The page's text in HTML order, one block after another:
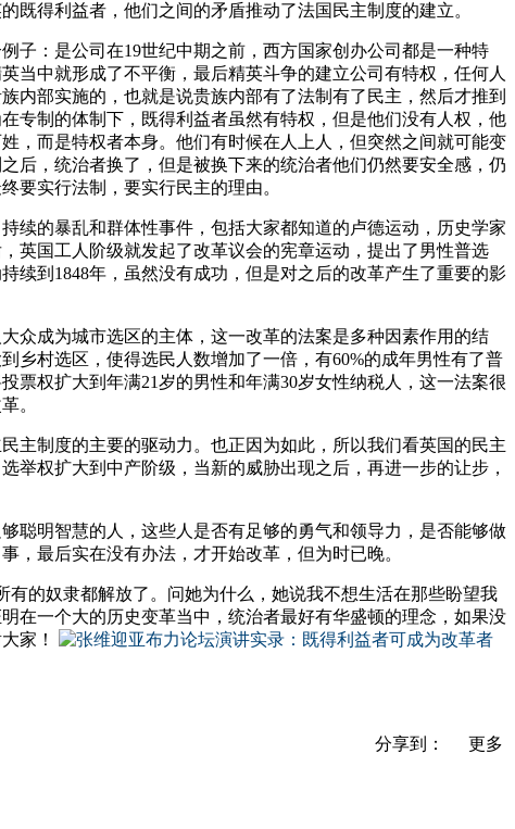
得利益者，他们之间的矛盾推动了法国民主制度的建立。
子：是公司在19世纪中期之前，西方国家创办公司都是一种特
当中就形成了不平衡，最后精英斗争的建立公司有特权，任何人
内部实施的，也就是说贵族内部有了法制有了民主，然后才推到
专制的体制下，既得利益者虽然有特权，但是他们没有人权，他
，而是特权者本身。他们有时候在人上人，但突然之间就可能变
后，统治者换了，但是被换下来的统治者他们仍然要安全感，仍
要实行法制，要实行民主的理由。
续的暴乱和群体性事件，包括大家都知道的卢德运动，历史学家
英国工人阶级就发起了改革议会的宪章运动，提出了男性普选
续到1848年，虽然没有成功，但是对之后的改革产生了重要的影
众成为城市选区的主体，这一改革的法案是多种因素作用的结
乡村选区，使得选民人数增加了一倍，有60%的成年男性有了普
票权扩大到年满21岁的男性和年满30岁女性纳税人，这一法案很
。
主制度的主要的驱动力。也正因为如此，所以我们看英国的民主
举权扩大到中产阶级，当新的威胁出现之后，再进一步的让步，
聪明智慧的人，这些人是否有足够的勇气和领导力，是否能够做
，最后实在没有办法，才开始改革，但为时已晚。
的奴隶都解放了。问她为什么，她说我不想生活在那些盼望我
在一个大的历史变革当中，统治者最好有华盛顿的理念，如果没
家！
分享到： 更多